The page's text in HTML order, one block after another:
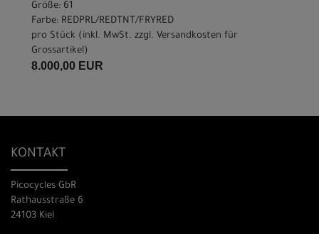
Größe: 61
Farbe: REDPRL/REDTNT/FRYRED
pro Stück (inkl. MwSt. zzgl. Versandkosten für
Grossartikel)
8.000,00 EUR
KONTAKT
Picocycles GbR
Rathausstraße 6
24103 Kiel